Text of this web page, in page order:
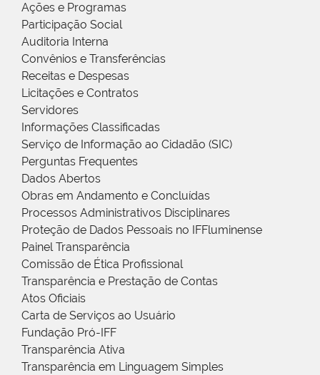
Ações e Programas
Participação Social
Auditoria Interna
Convênios e Transferências
Receitas e Despesas
Licitações e Contratos
Servidores
Informações Classificadas
Serviço de Informação ao Cidadão (SIC)
Perguntas Frequentes
Dados Abertos
Obras em Andamento e Concluídas
Processos Administrativos Disciplinares
Proteção de Dados Pessoais no IFFluminense
Painel Transparência
Comissão de Ética Profissional
Transparência e Prestação de Contas
Atos Oficiais
Carta de Serviços ao Usuário
Fundação Pró-IFF
Transparência Ativa
Transparência em Linguagem Simples